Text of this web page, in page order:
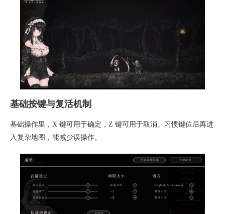
基础按键与复活机制
基础操作里，X 键可用于确定，Z 键可用于取消。习惯键位后再进
入复杂地图，能减少误操作。